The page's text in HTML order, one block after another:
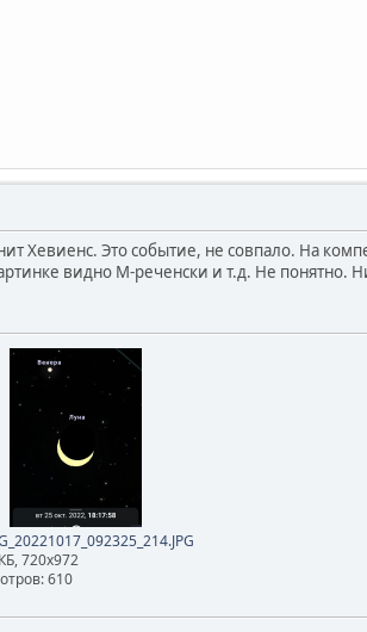
Хевиенс. Это событие, не совпало. На
видно М-реченски и т.д. Не понятно.
720x972
610